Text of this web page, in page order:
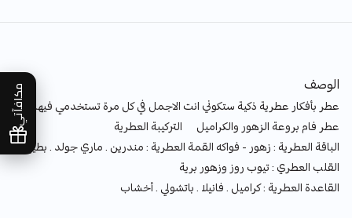
مكافآتي الوصف
عطر بأفكار عطرية ذكية ستكوني انت الاجمل في كل مرة تستخدمي فيها
عطر فام بروعة الزهور والكراميل التركيبة العطرية
الباقة العطرية : زهور - فواكه القمة العطرية : مندرين . ماري جولد . بطيخ
القلب العطري : تيوب روز وزهور برية
القاعدة العطرية : كراميل . فانيلا . باتشولي . أخشاب